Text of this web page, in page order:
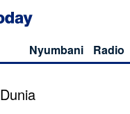
Nyumbani Radio
Dunia